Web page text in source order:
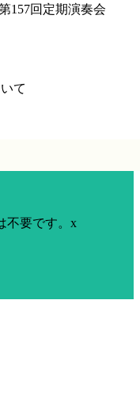
157回定期演奏会
て
要です。 x